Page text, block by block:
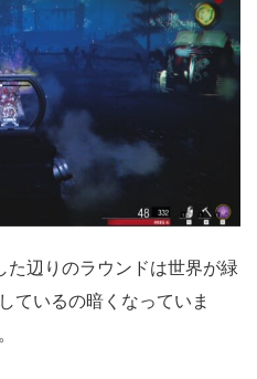
た辺りのラウンドは世界が緑
ているの暗くなっていま